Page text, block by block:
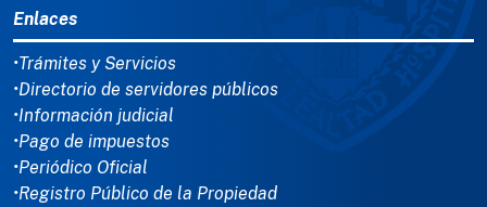
Enlaces
•Trámites y Servicios
•Directorio de servidores públicos
•Información judicial
•Pago de impuestos
•Periódico Oficial
•Registro Público de la Propiedad